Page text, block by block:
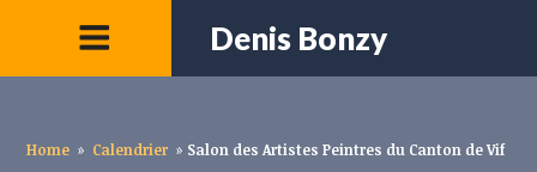
Denis Bonzy
Home » Calendrier » Salon des Artistes Peintres du Canton de Vif